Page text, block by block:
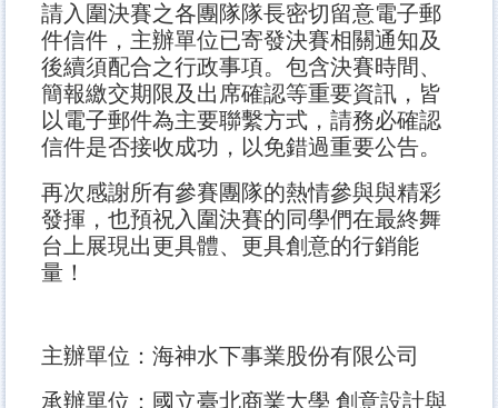
請入圍決賽之各團隊隊長密切留意電子郵
件信件，主辦單位已寄發決賽相關通知及
後續須配合之行政事項。包含決賽時間、
簡報繳交期限及出席確認等重要資訊，皆
以電子郵件為主要聯繫方式，請務必確認
信件是否接收成功，以免錯過重要公告。
再次感謝所有參賽團隊的熱情參與與精彩
發揮，也預祝入圍決賽的同學們在最終舞
台上展現出更具體、更具創意的行銷能
量！
主辦單位：海神水下事業股份有限公司
承辦單位：國立臺北商業大學 創意設計與